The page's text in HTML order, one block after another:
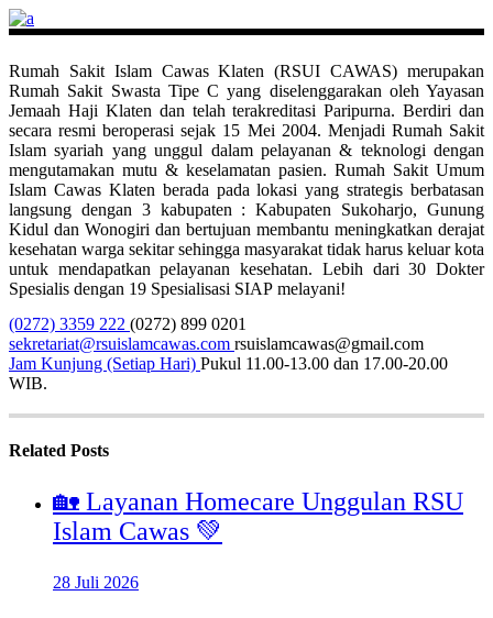
Rumah Sakit Islam Cawas Klaten (RSUI CAWAS) merupakan
Rumah Sakit Swasta Tipe C yang diselenggarakan oleh Yayasan
Jemaah Haji Klaten dan telah terakreditasi Paripurna. Berdiri dan
secara resmi beroperasi sejak 15 Mei 2004. Menjadi Rumah Sakit
Islam syariah yang unggul dalam pelayanan & teknologi dengan
mengutamakan mutu & keselamatan pasien. Rumah Sakit Umum
Islam Cawas Klaten berada pada lokasi yang strategis berbatasan
langsung dengan 3 kabupaten : Kabupaten Sukoharjo, Gunung
Kidul dan Wonogiri dan bertujuan membantu meningkatkan derajat
kesehatan warga sekitar sehingga masyarakat tidak harus keluar kota
untuk mendapatkan pelayanan kesehatan. Lebih dari 30 Dokter
Spesialis dengan 19 Spesialisasi SIAP melayani!
(0272) 3359 222 (0272) 899 0201
sekretariat@rsuislamcawas.com rsuislamcawas@gmail.com
Jam Kunjung (Setiap Hari) Pukul 11.00-13.00 dan 17.00-20.00
WIB.
Related Posts
🏡 Layanan Homecare Unggulan RSU
Islam Cawas 💚
28 Juli 2026